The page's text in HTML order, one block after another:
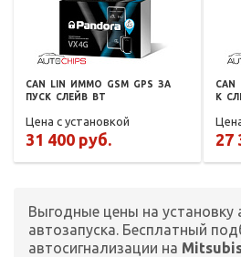
CAN LIN ИММО GSM GPS ЗА
ПУСК СЛЕЙВ BT
Цена с установкой
31 400 руб.
CAN
К
27
Выгодные цены на установку
автозапуска. Бесплатный
автосигнализации на